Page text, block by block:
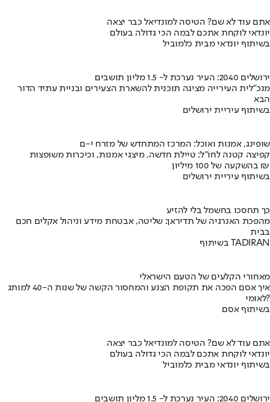
אתם עוד לא שם? הטיסה למונדיאל כבר יצאה
יונדאי לוקחת אתכם לבמה הכי גדולה בעולם
בשיתוף יונדאי מבית כלמוביל
ירושלים 2040: העיר נערכת ל- 1.5 מליון תושבים
מנכ"לית העירייה מציגה תוכנית להשארת הצעירים ובניית עתיד הדור
הבא
בשיתוף עיריית ירושלים
שופינג, אמנות ואוכל: המרכז המתחדש של מזרח י-ם
קפיצה קטנה לחו"ל: טיילת חדשה, מיצגי אמנות, וכיכרות משופצות
בהשקעה של 100 מיליון ₪
בשיתוף עיריית ירושלים
כך תחסכו בחשמל בלי להזיע
מהפכת האנרגיה של תדיראן: שליטה, אבטחת מידע וניהול אקלים חכם
בבית
בשיתוף TADIRAN
מאחורי הקלעים של הטעם הישראלי
איך אסם הפכה את תקופת הצנע והמחסור הקשה של שנות ה-40 למותג
לאומי?
בשיתוף אסם
אתם עוד לא שם? הטיסה למונדיאל כבר יצאה
יונדאי לוקחת אתכם לבמה הכי גדולה בעולם
בשיתוף יונדאי מבית כלמוביל
ירושלים 2040: העיר נערכת ל- 1.5 מליון תושבים